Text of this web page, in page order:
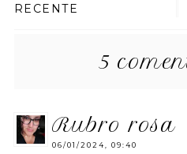
RECENTE
5
rubro rosa
06/01/2024, 09:40